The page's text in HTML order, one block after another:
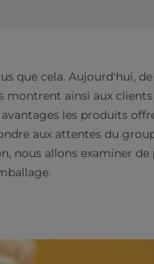
que cela. Aujourd'hui,
montrent ainsi aux
les produits
aux attentes du
nous allons examiner de